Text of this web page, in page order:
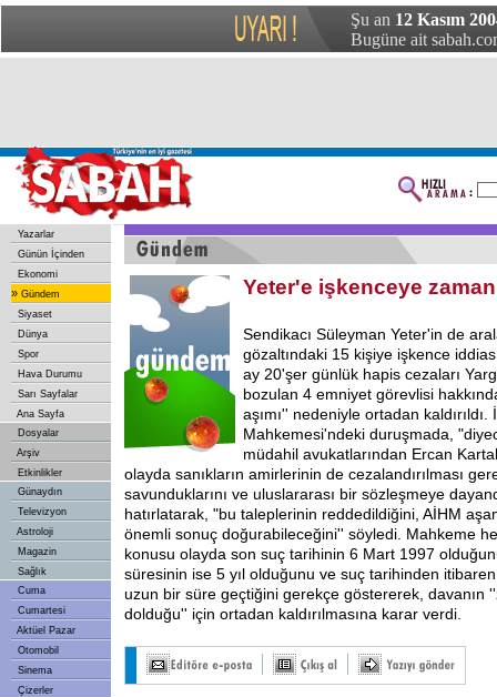
Şu an 12 Kasım
Bugüne ait
Yazarlar
Günün İçinden
Ekonomi
» Gündem
Siyaset
Dünya
Spor
Hava Durumu
Sarı Sayfalar
Ana Sayfa
Dosyalar
Arşiv
Etkinlikler
Günaydın
Televizyon
Astroloji
Magazin
Sağlık
Cuma
Cumartesi
Aktüel Pazar
Otomobil
Sinema
Çizerler
Yeter'e işkenceye zaman
Sendikacı Süleyman Yeter'in de
gözaltındaki 15 kişiye işkence
ay 20'şer günlük hapis cezaları
bozulan 4 emniyet görevlisi
aşımı'' nedeniyle ortadan
Mahkemesi'ndeki duruşmada,
müdahil avukatlarından Ercan
olayda sanıkların amirlerinin de cezalandırılması
savunduklarını ve uluslararası bir sözleşmeye
hatırlatarak, "bu taleplerinin reddedildiğini, AİHM
önemli sonuç doğurabileceğini'' söyledi. Mahkeme
konusu olayda son suç tarihinin 6 Mart 1997
süresinin ise 5 yıl olduğunu ve suç tarihinden
uzun bir süre geçtiğini gerekçe göstererek, davanın
dolduğu'' için ortadan kaldırılmasına karar verdi.